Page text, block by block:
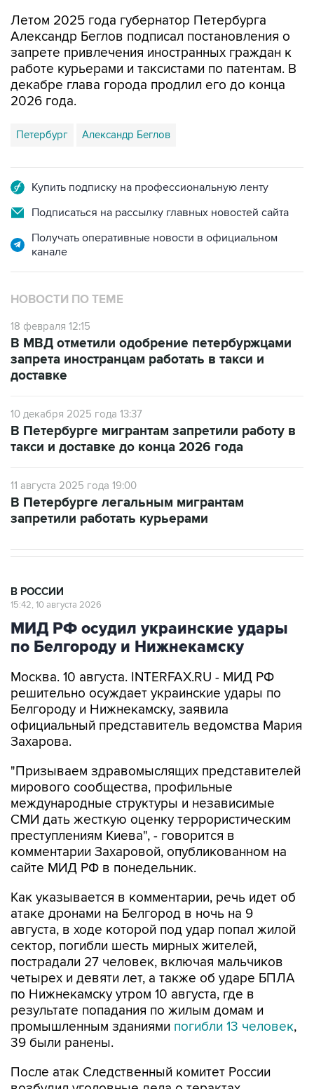
Летом 2025 года губернатор Петербурга
Александр Беглов подписал постановления о
запрете привлечения иностранных граждан к
работе курьерами и таксистами по патентам. В
декабре глава города продлил его до конца
2026 года.
Петербург Александр Беглов
Купить подписку на профессиональную ленту
Подписаться на рассылку главных новостей сайта
Получать оперативные новости в официальном
канале
НОВОСТИ ПО ТЕМЕ
18 февраля 12:15
В МВД отметили одобрение петербуржцами
запрета иностранцам работать в такси и
доставке
10 декабря 2025 года 13:37
В Петербурге мигрантам запретили работу в
такси и доставке до конца 2026 года
11 августа 2025 года 19:00
В Петербурге легальным мигрантам
запретили работать курьерами
В РОССИИ
15:42, 10 августа 2026
МИД РФ осудил украинские удары
по Белгороду и Нижнекамску
Москва. 10 августа. INTERFAX.RU - МИД РФ
решительно осуждает украинские удары по
Белгороду и Нижнекамску, заявила
официальный представитель ведомства Мария
Захарова.
"Призываем здравомыслящих представителей
мирового сообщества, профильные
международные структуры и независимые
СМИ дать жесткую оценку террористическим
преступлениям Киева", - говорится в
комментарии Захаровой, опубликованном на
сайте МИД РФ в понедельник.
Как указывается в комментарии, речь идет об
атаке дронами на Белгород в ночь на 9
августа, в ходе которой под удар попал жилой
сектор, погибли шесть мирных жителей,
пострадали 27 человек, включая мальчиков
четырех и девяти лет, а также об ударе БПЛА
по Нижнекамску утром 10 августа, где в
результате попадания по жилым домам и
промышленным зданиями погибли 13 человек,
39 были ранены.
После атак Следственный комитет России